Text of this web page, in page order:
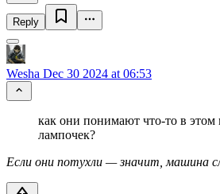
Reply
Wesha Dec 30 2024 at 06:53
как они понимают что-то в этом
лампочек?
Если они потухли — значит, машина